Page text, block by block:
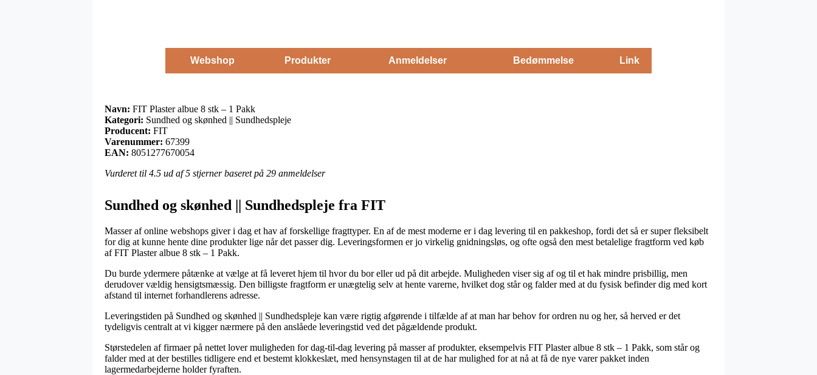
Webshop Produkter Anmeldelser Bedømmelse Link
Navn: FIT Plaster albue 8 stk – 1 Pakk
Kategori: Sundhed og skønhed || Sundhedspleje
Producent: FIT
Varenummer: 67399
EAN: 8051277670054
Vurderet til 4.5 ud af 5 stjerner baseret på 29 anmeldelser
Sundhed og skønhed || Sundhedspleje fra FIT
Masser af online webshops giver i dag et hav af forskellige fragttyper. En af de mest moderne er i dag levering til en pakkeshop, fordi det så er super fleksibelt
for dig at kunne hente dine produkter lige når det passer dig. Leveringsformen er jo virkelig gnidningsløs, og ofte også den mest betalelige fragtform ved køb
af FIT Plaster albue 8 stk – 1 Pakk.
Du burde ydermere påtænke at vælge at få leveret hjem til hvor du bor eller ud på dit arbejde. Muligheden viser sig af og til et hak mindre prisbillig, men
derudover vældig hensigtsmæssig. Den billigste fragtform er unægtelig selv at hente varerne, hvilket dog står og falder med at du fysisk befinder dig med kort
afstand til internet forhandlerens adresse.
Leveringstiden på Sundhed og skønhed || Sundhedspleje kan være rigtig afgørende i tilfælde af at man har behov for ordren nu og her, så herved er det
tydeligvis centralt at vi kigger nærmere på den anslåede leveringstid ved det pågældende produkt.
Størstedelen af firmaer på nettet lover muligheden for dag-til-dag levering på masser af produkter, eksempelvis FIT Plaster albue 8 stk – 1 Pakk, som står og
falder med at der bestilles tidligere end et bestemt klokkeslæt, med hensynstagen til at de har mulighed for at nå at få de nye varer pakket inden
lagermedarbejderne holder fyraften.